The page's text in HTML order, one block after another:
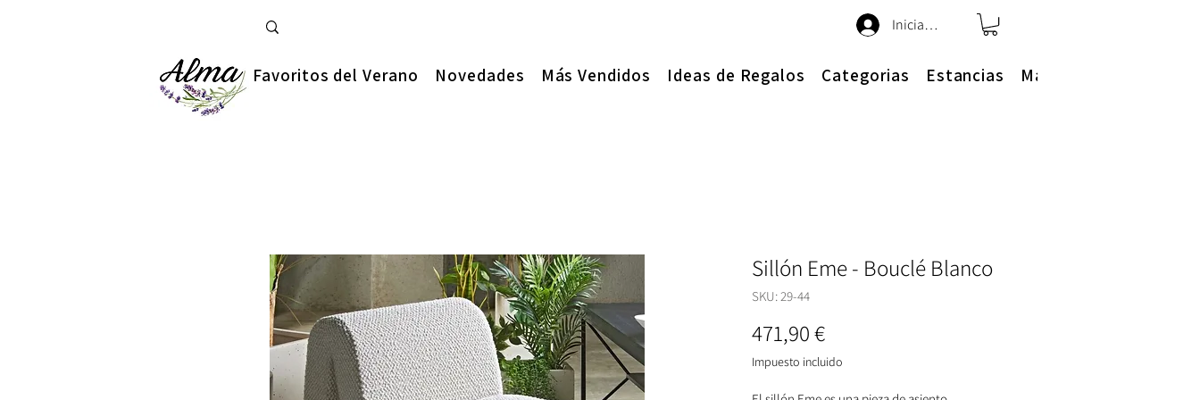
Iniciar sesión
Favoritos del Verano Novedades Más Vendidos Ideas de Regalos Categorias Estancias Más
Sillón Eme - Bouclé Blanco
SKU: 29-44
471,90 €Precio
Impuesto incluido